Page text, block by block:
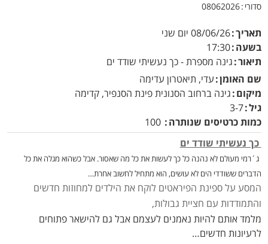
סדורי 08062026
תאריך 08/06/26 יום שני
בשעה 17:30
תיאור גינה מספרת - כך נעשיתי שודד ים
שם האומן עדי, תיאטרון עדימה
מיקום גינה ברחוב הסנונית פינת הסנפיר, קדימה
גיל 3-7
כמות כרטיסים שנותרה
100
כך נעשיתי שודד ים
ג´רמי מעולם לא נהנה כל כך לעשות את כל מה שאסור. אבל כשהוא מגלה את כל
הדברים ששודדי הים לא עושים, הוא מתחיל לחשוב אחרת…
המסע על ספינת הפיראטים לוקח את הילדים למחוזות חדשים
והתמודדות עם חציית גבולות,
מלמד אותם להיות נאמנים לעצמם אבל גם להישאר פתוחים
לרעיונות חדשים…